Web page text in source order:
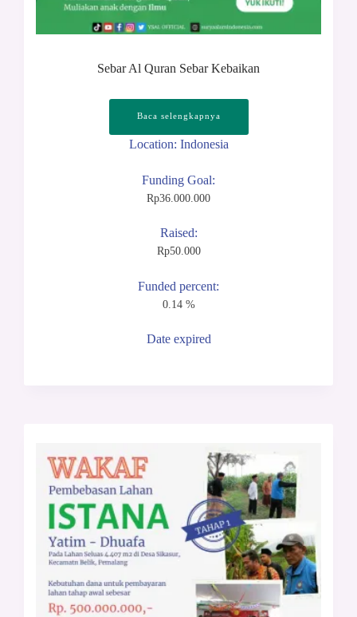
Sebar Al Quran Sebar Kebaikan
Baca selengkapnya
Location: Indonesia
Funding Goal:
Rp36.000.000
Raised:
Rp50.000
Funded percent:
0.14 %
Date expired